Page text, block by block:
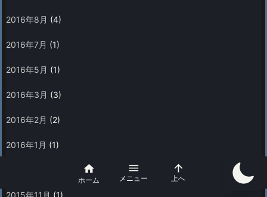
2016年8月 (4)
2016年7月 (1)
2016年5月 (1)
2016年3月 (3)
2016年2月 (2)
2016年1月 (1)
2015年11月 (1)

ホーム

メニュー

上へ